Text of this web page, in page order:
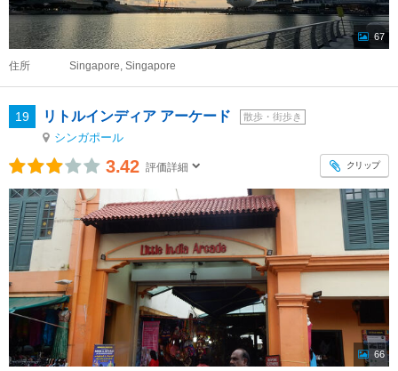
67
住所 Singapore, Singapore
19 リトルインディア アーケード 散歩・街歩き
シンガポール
3.42 評価詳細 クリップ
66